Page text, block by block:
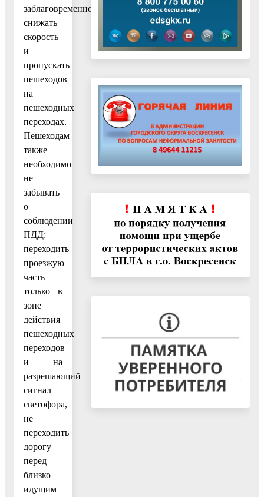
заблаговременно
снижать
скорость
и
пропускать
пешеходов
на
пешеходных
переходах.
Пешеходам
также
необходимо
не
забывать
о
соблюдении
ПДД:
переходить
проезжую
часть
только в
зоне
действия
пешеходных
переходов
и на
разрешающий
сигнал
светофора,
не
переходить
дорогу
перед
близко
идущим